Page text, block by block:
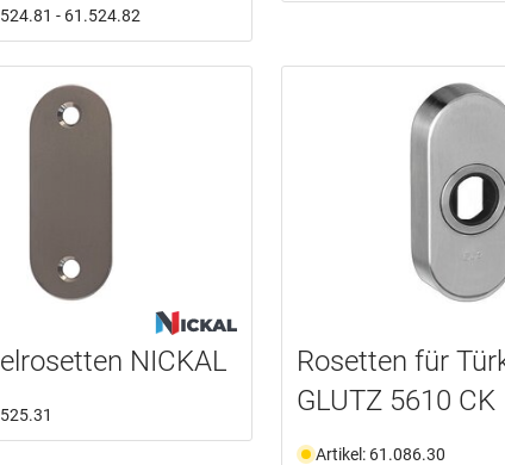
- 61.524.82
NICKAL
Rosetten für
GLUTZ 5610 CK
Artikel: 61.086.30